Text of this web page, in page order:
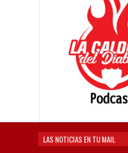
LAS NOTICIAS EN TU MAIL